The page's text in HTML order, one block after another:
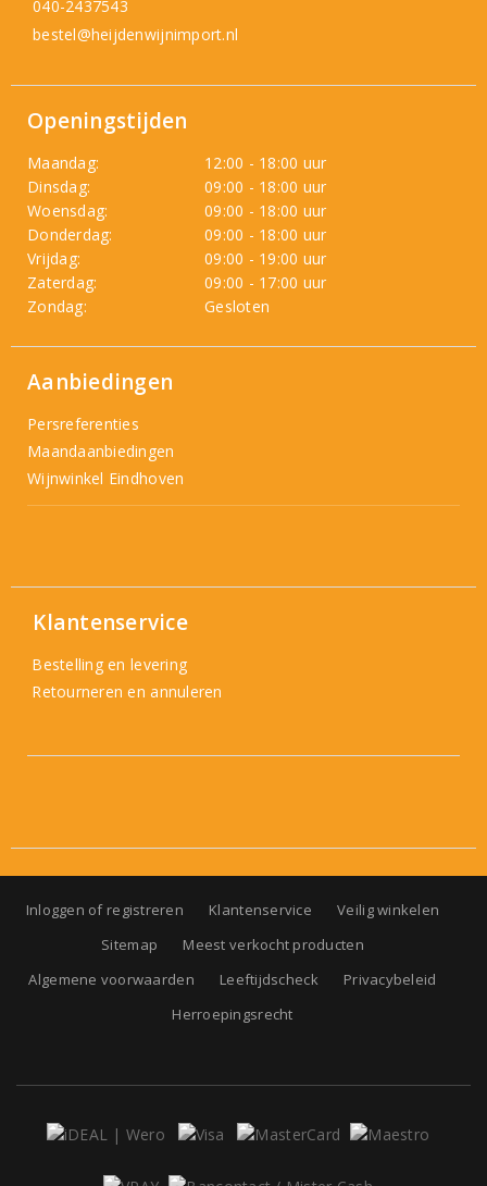
040-2437543
bestel@heijdenwijnimport.nl
Openingstijden
Maandag:
12:00 - 18:00 uur
Dinsdag:
09:00 - 18:00 uur
Woensdag:
09:00 - 18:00 uur
Donderdag:
09:00 - 18:00 uur
Vrijdag:
09:00 - 19:00 uur
Zaterdag:
09:00 - 17:00 uur
Zondag:
Gesloten
Aanbiedingen
Persreferenties
Maandaanbiedingen
Wijnwinkel Eindhoven
Klantenservice
Bestelling en levering
Retourneren en annuleren
Inloggen of registreren Klantenservice
Veilig winkelen
Sitemap
Meest verkocht producten
Algemene voorwaarden
Leeftijdscheck
Privacybeleid
Herroepingsrecht